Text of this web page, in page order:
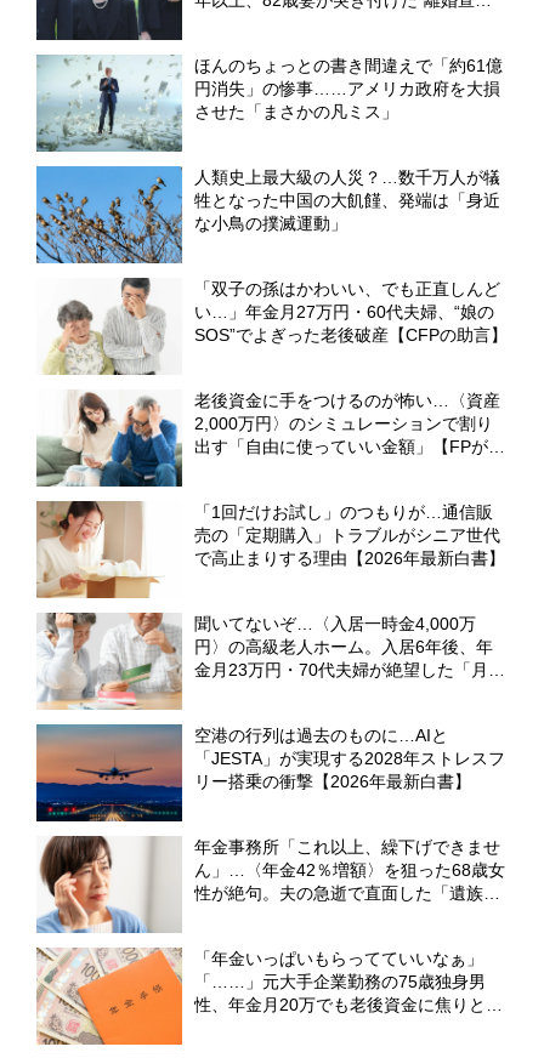
ほんのちょっとの書き間違えで「約61億
円消失」の惨事……アメリカ政府を大損
させた「まさかの凡ミス」
人類史上最大級の人災？…数千万人が犠
牲となった中国の大飢饉、発端は「身近
な小鳥の撲滅運動」
「双子の孫はかわいい、でも正直しんど
い…」年金月27万円・60代夫婦、“娘の
SOS”でよぎった老後破産【CFPの助言】
老後資金に手をつけるのが怖い…〈資産
2,000万円〉のシミュレーションで割り
出す「自由に使っていい金額」【FPが解
「1回だけお試し」のつもりが…通信販
売の「定期購入」トラブルがシニア世代
で高止まりする理由【2026年最新白書】
聞いてないぞ…〈入居一時金4,000万
円〉の高級老人ホーム。入居6年後、年
金月23万円・70代夫婦が絶望した「月8
空港の行列は過去のものに…AIと
「JESTA」が実現する2028年ストレスフ
リー搭乗の衝撃【2026年最新白書】
年金事務所「これ以上、繰下げできませ
ん」…〈年金42％増額〉を狙った68歳女
性が絶句。夫の急逝で直面した「遺族厚
「年金いっぱいもらってていいなぁ」
「……」元大手企業勤務の75歳独身男
性、年金月20万でも老後資金に焦りと不